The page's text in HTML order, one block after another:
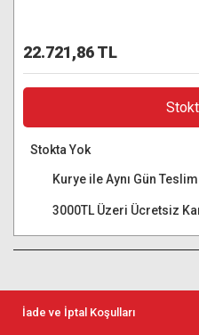
22.721,86 TL
Stokta Yok
Kurye ile Aynı Gün
3000TL Üzeri Ücretsiz
İade ve İptal Koşulları